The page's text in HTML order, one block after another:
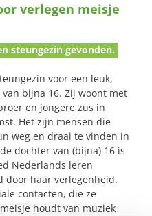
verlegen meisje
steungezin gevonden.
voor een leuk,
bijna 16. Zij woont met
en jongere zus in
Het zijn mensen die
weg en draai te vinden in
dochter van (bijna) 16 is
Nederlands leren
door haar verlegenheid.
contacten, die ze
houdt van muziek